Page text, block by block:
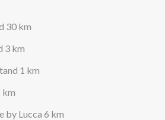
30 km
3 km
1 km
km
by Lucca 6 km